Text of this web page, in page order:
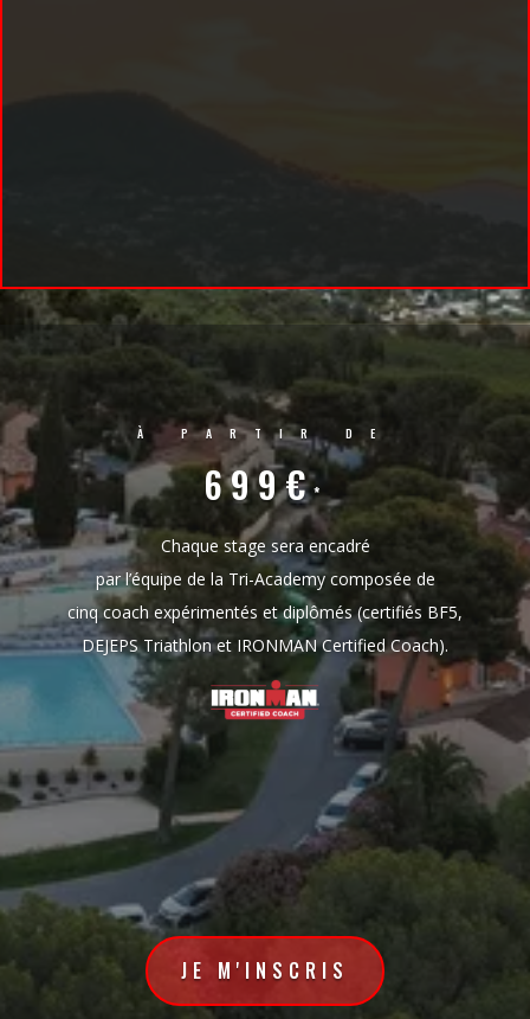
À PARTIR DE
699€*
Chaque stage sera encadré
par l’équipe de la Tri-Academy composée de
cinq coach expérimentés et diplômés (certifiés BF5,
DEJEPS Triathlon et IRONMAN Certified Coach).
JE M'INSCRIS